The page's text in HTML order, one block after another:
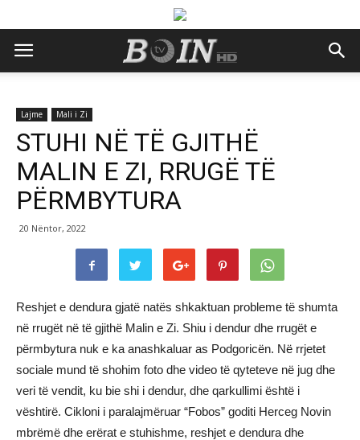
Lajme Mali i Zi
STUHI NË TË GJITHË
MALIN E ZI, RRUGË TË
PËRMBYTURA
20 Nëntor, 2022
Reshjet e dendura gjatë natës shkaktuan probleme të shumta
në rrugët në të gjithë Malin e Zi. Shiu i dendur dhe rrugët e
përmbytura nuk e ka anashkaluar as Podgoricën. Në rrjetet
sociale mund të shohim foto dhe video të qyteteve në jug dhe
veri të vendit, ku bie shi i dendur, dhe qarkullimi është i
vështirë. Cikloni i paralajmëruar “Fobos” goditi Herceg Novin
mbrëmë dhe erërat e stuhishme, reshjet e dendura dhe